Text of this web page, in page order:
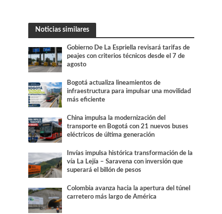
Noticias similares
Gobierno De La Espriella revisará tarifas de
peajes con criterios técnicos desde el 7 de
agosto
Bogotá actualiza lineamientos de
infraestructura para impulsar una movilidad
más eficiente
China impulsa la modernización del
transporte en Bogotá con 21 nuevos buses
eléctricos de última generación
Invías impulsa histórica transformación de la
vía La Lejía – Saravena con inversión que
superará el billón de pesos
Colombia avanza hacia la apertura del túnel
carretero más largo de América